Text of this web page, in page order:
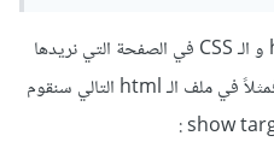
والملف السابق سيقوم بحقن الـ html و الـ CSS في الصفحة التي نريدها
ولن نقوم باستدعائها إلا عندما نريد، فمثلاً في ملف الـ html التالي سنقوم